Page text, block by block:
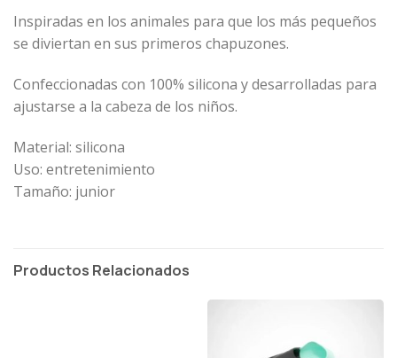
Inspiradas en los animales para que los más pequeños
se diviertan en sus primeros chapuzones.
Confeccionadas con 100% silicona y desarrolladas para
ajustarse a la cabeza de los niños.
Material: silicona
Uso: entretenimiento
Tamaño: junior
Productos Relacionados